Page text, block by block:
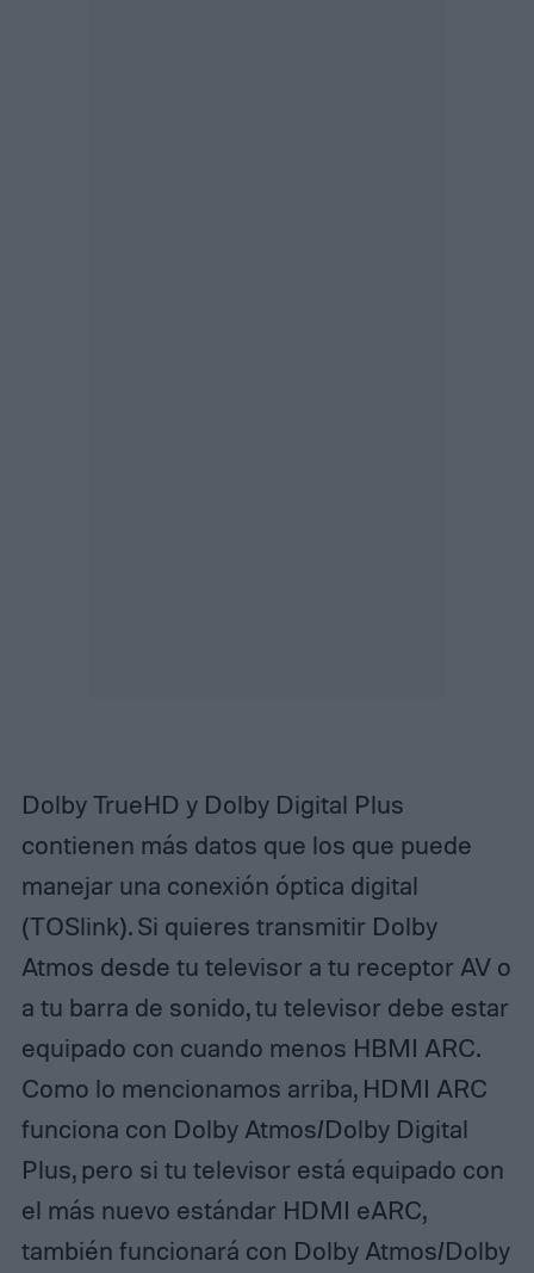
Dolby TrueHD y Dolby Digital Plus
contienen más datos que los que puede
manejar una conexión óptica digital
(TOSlink). Si quieres transmitir Dolby
Atmos desde tu televisor a tu receptor AV o
a tu barra de sonido, tu televisor debe estar
equipado con cuando menos HBMI ARC.
Como lo mencionamos arriba, HDMI ARC
funciona con Dolby Atmos/Dolby Digital
Plus, pero si tu televisor está equipado con
el más nuevo estándar HDMI eARC,
también funcionará con Dolby Atmos/Dolby